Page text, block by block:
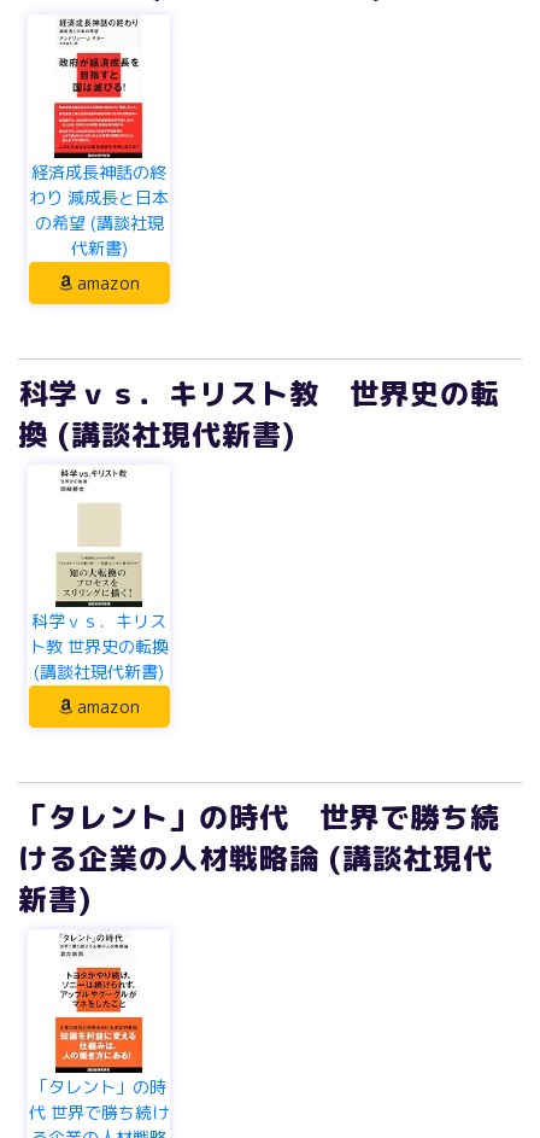
経済成長神話の終
わり 減成長と日本
の希望 (講談社現
代新書)
amazon
換 (講談社現代新書)
科学ｖｓ．キリス
ト教 世界史の転換
(講談社現代新書)
amazon
ける企業の人材戦略論 (講談社現代
新書)
「タレント」の時
代 世界で勝ち続け
る企業の人材戦略
論 (講談...
amazon